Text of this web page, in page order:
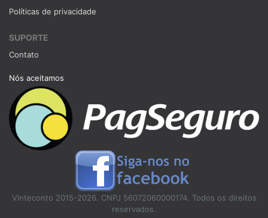
Políticas de privacidade
SUPORTE
Contato
Nós aceitamos
Vinteconto 2015-2026. CNPJ 56072060000174. Todos os direitos
reservados.